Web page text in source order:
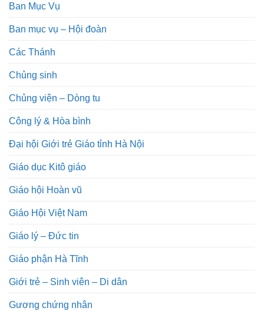
Ban Mục Vụ
Ban mục vụ – Hội đoàn
Các Thánh
Chủng sinh
Chủng viện – Dòng tu
Công lý & Hòa bình
Đại hội Giới trẻ Giáo tỉnh Hà Nội
Giáo dục Kitô giáo
Giáo hội Hoàn vũ
Giáo Hội Việt Nam
Giáo lý – Đức tin
Giáo phận Hà Tĩnh
Giới trẻ – Sinh viên – Di dân
Gương chứng nhân